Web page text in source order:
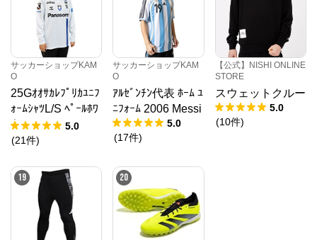
サッカーショップKAM
O
25Gｵｵｻｶﾚﾌﾟﾘｶﾕﾆﾌ
ｫｰﾑｼｬﾂL/S ﾍﾟｰﾙﾎﾜ
ｲﾄ
5.0
(21件)
サッカーショップKAM
O
ｱﾙｾﾞﾝﾁﾝ代表 ﾎｰﾑ ﾕ
ﾆﾌｫｰﾑ 2006 Messi
5.0
(17件)
【公式】NISHI ONLINE
STORE
スウェットクルー
5.0
(10件)
19 20